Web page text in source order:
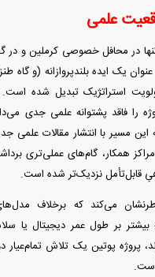
علمی
در محافل خصوصی کرملین و در
یک ایده بلندپروازانه (و گاه
استراتژیک تبدیل شده
را فاقد پشتوانه علمی جدی
مسیر با انتشار مقالات علمی
همکار، گام‌های عملی‌تری
قابل‌تأمل نزدیک‌تر شده است.
می‌کند که برخلاف
بیشتر بر طول عمر دیجیتال یا
پروژه پوتین یک تلاش تمام‌عیار